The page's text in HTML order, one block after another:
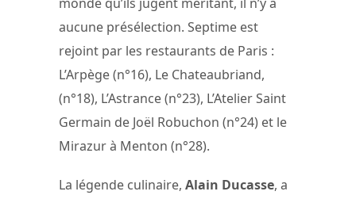
aucune présélection. Septime est
rejoint par les restaurants de Paris :
L’Arpège (n°16), Le Chateaubriand,
(n°18), L’Astrance (n°23), L’Atelier Saint
Germain de Joël Robuchon (n°24) et le
Mirazur à Menton (n°28).
La légende culinaire, Alain Ducasse, a